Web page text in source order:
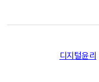
디지털윤리